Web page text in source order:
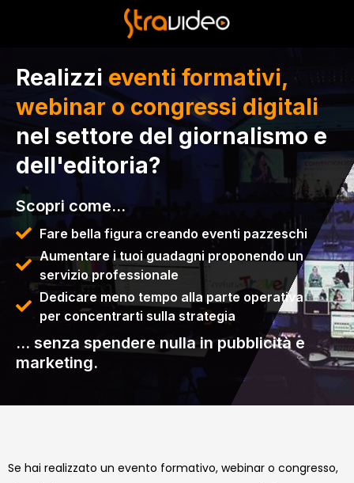
Realizzieventi formativi,
webinar o congressi digitali
nel settore del giornalismo e
dell'editoria?
Scopri come…
Fare bella figura creando eventi pazzeschi
Aumentare i tuoi guadagni proponendo un
servizio professionale
Dedicare meno tempo alla parte operativa
per concentrarti sulla strategia
… senza spendere nulla in pubblicità e
marketing.
Se hai realizzato un evento formativo, webinar o congresso,